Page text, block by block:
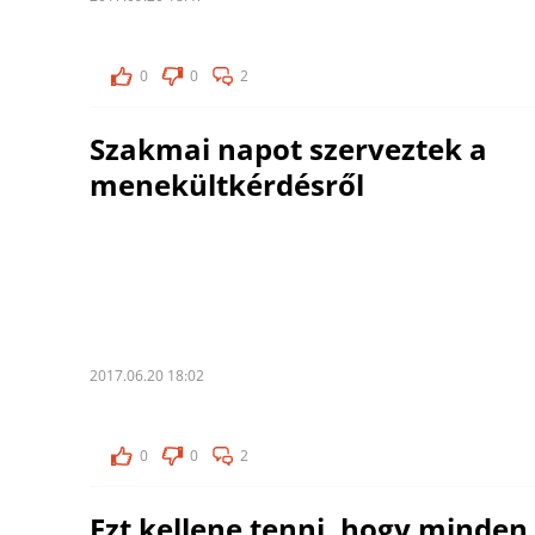
0 0 2
Szakmai napot szerveztek a
menekültkérdésről
2017.06.20 18:02
0 0 2